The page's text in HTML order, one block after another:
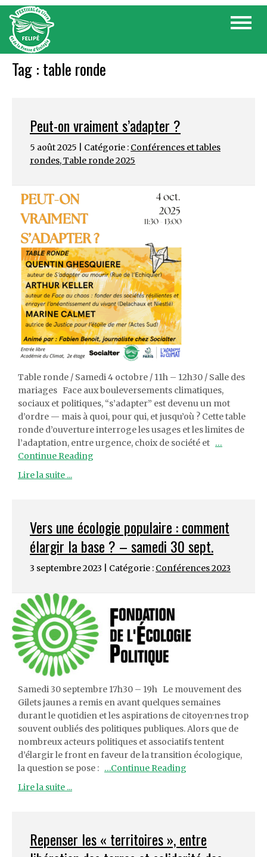
Skip
content
Toggle
Tag : table ronde
Peut-on vraiment s’adapter ?
5 août 2025 | Catégorie : Conférences et tables
rondes,Table ronde 2025
Table ronde / Samedi 4 octobre / 11h – 12h30 / Salle des
mariages Face aux bouleversements climatiques,
sociaux et politiques, “s’adapter” est devenu un mot
d’ordre — mais à quoi, pour qui, et jusqu’où ? Cette table
ronde d’ouverture interroge les usages et les limites de
l’adaptation, entre urgence, choix de société et …
Continue Reading
Lire la suite ...
Vers une écologie populaire : comment
élargir la base ? – samedi 30 sept.
3 septembre 2023 | Catégorie : Conférences 2023
Samedi 30 septembre 17h30 – 19h Le mouvement des
Gilets jaunes a remis en avant quelques semaines
durant le quotidien et les aspirations de citoyen·nes trop
souvent oubliés des politiques publiques. Alors que de
nombreux acteurs politiques et associatifs tentent
d’élargir le front en faveur de la transition écologique,
la question se pose : …Continue Reading
Lire la suite ...
Repenser les « territoires », entre